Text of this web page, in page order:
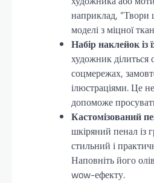
наприклад, “Твори
моделі з міцної
Набір наклейок із
художник
соцмережах,
ілюстраціями. Це
допоможе
Кастомізований
шкіряний пенал із
стильний і
Наповніть його
wow-ефекту.